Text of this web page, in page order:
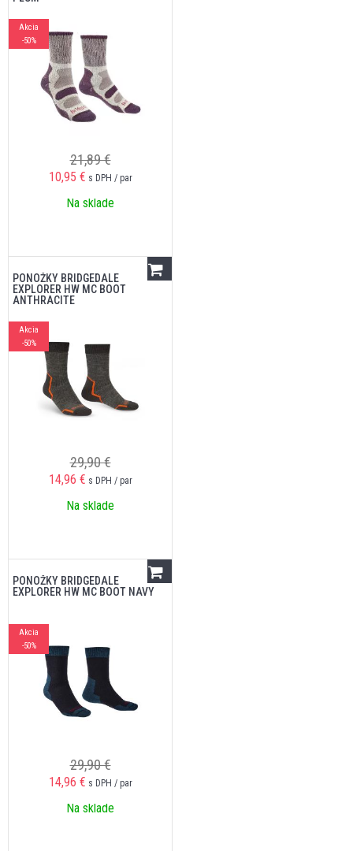
Akcia
-50%
21,89 €
10,95 € s DPH / par
Na sklade
PONOŽKY BRIDGEDALE
EXPLORER HW MC BOOT
ANTHRACITE
Akcia
-50%
29,90 €
14,96 € s DPH / par
Na sklade
PONOŽKY BRIDGEDALE
EXPLORER HW MC BOOT NAVY
Akcia
-50%
29,90 €
14,96 € s DPH / par
Na sklade